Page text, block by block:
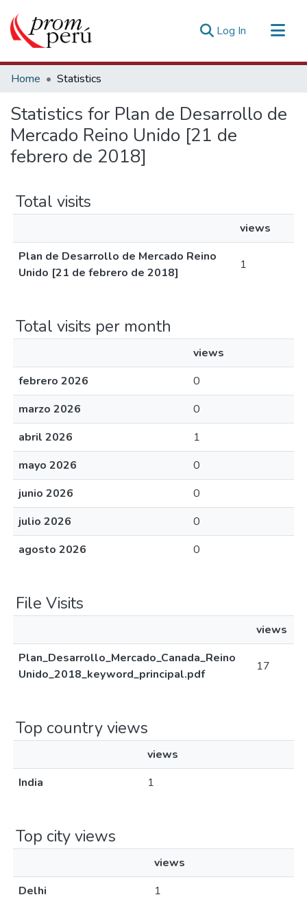
Log In (current)
Communities & Collections
Estadísticas Externas
Home Statistics
Statistics for Plan de Desarrollo de
Mercado Reino Unido [21 de
febrero de 2018]
Total visits
views
Plan de Desarrollo de Mercado Reino
Unido [21 de febrero de 2018]
1
Total visits per month
views
febrero 2026
0
marzo 2026
0
abril 2026
1
mayo 2026
0
junio 2026
0
julio 2026
0
agosto 2026
0
File Visits
views
Plan_Desarrollo_Mercado_Canada_Reino
Unido_2018_keyword_principal.pdf
17
Top country views
views
India
1
Top city views
views
Delhi
1